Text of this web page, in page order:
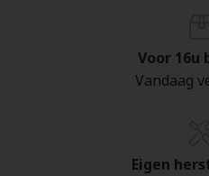
Voor 16u
Vandaag
Eigen